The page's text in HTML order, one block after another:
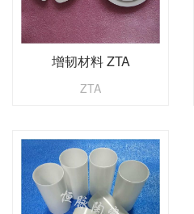
增韧材料 ZTA
ZTA